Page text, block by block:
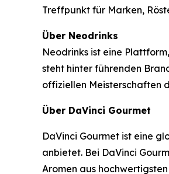
Treffpunkt für Marken,
Über Neodrinks
Neodrinks ist eine
steht hinter führenden
offiziellen Meisterschaften
Über DaVinci Gourmet
DaVinci Gourmet ist eine
anbietet. Bei DaVinci
Aromen aus